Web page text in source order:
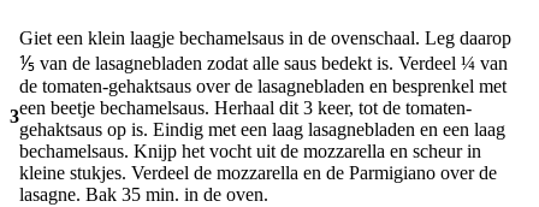
3
Giet een klein laagje bechamelsaus in de ovenschaal. Leg daarop
⅕ van de lasagnebladen zodat alle saus bedekt is. Verdeel ¼ van
de tomaten-gehaktsaus over de lasagnebladen en besprenkel met
een beetje bechamelsaus. Herhaal dit 3 keer, tot de tomaten-
gehaktsaus op is. Eindig met een laag lasagnebladen en een laag
bechamelsaus. Knijp het vocht uit de mozzarella en scheur in
kleine stukjes. Verdeel de mozzarella en de Parmigiano over de
lasagne. Bak 35 min. in de oven.